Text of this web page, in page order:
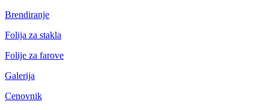
Brendiranje
Folija za stakla
Folije za farove
Galerija
Cenovnik